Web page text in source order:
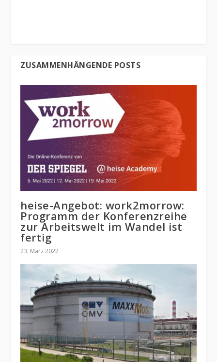
ZUSAMMENHÄNGENDE POSTS
heise-Angebot: work2morrow:
Programm der Konferenzreihe
zur Arbeitswelt im Wandel ist
fertig
23. März 2022